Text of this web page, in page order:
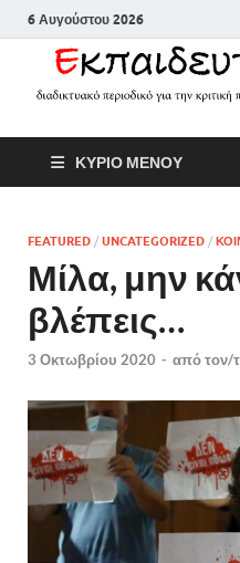
6 Αυγούστου 2026
ΚΥΡΙΟ ΜΕΝΟΥ
FEATURED / UNCATEGORIZED /
Μίλα, μην
βλέπεις…
3 Οκτωβρίου 2020 - από τον/